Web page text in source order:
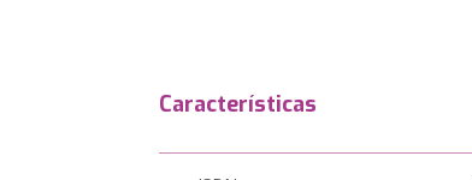
Características